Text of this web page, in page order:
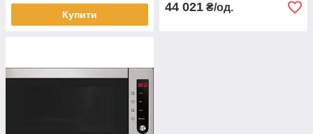
Купити
44 021 ₴/од.